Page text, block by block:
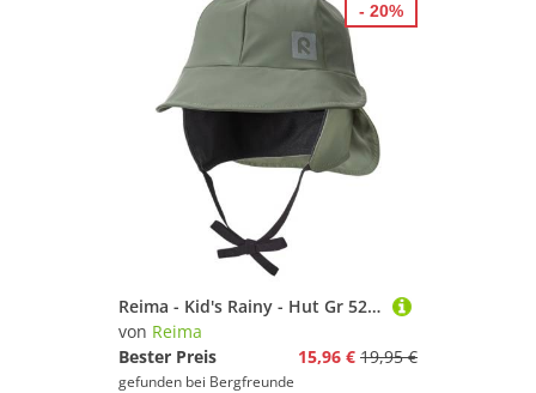
Reima - Kid's Rainy - Hut Gr 52 cm oliv
von Reima
Bester Preis
15,96 € 19,95 €
gefunden bei Bergfreunde
- 20%